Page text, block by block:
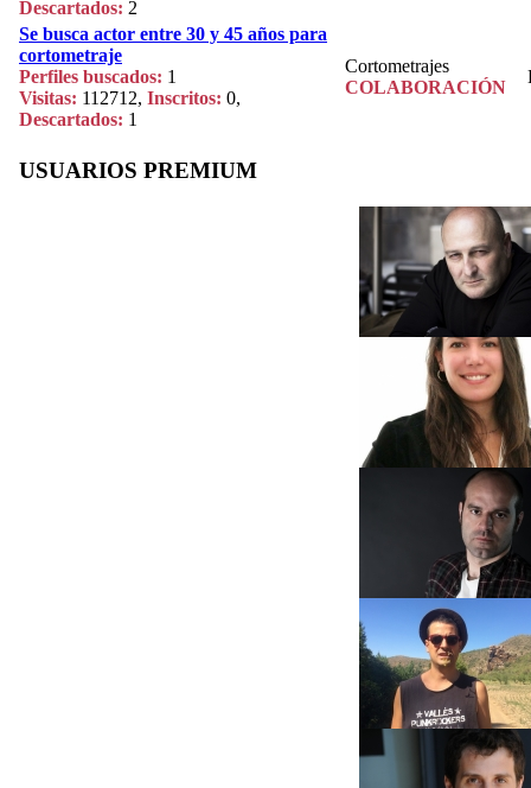
Descartados: 2
Se busca actor entre 30 y 45 años para
cortometraje
Perfiles buscados: 1
Visitas: 112712, Inscritos: 0,
Descartados: 1
Cortometrajes
COLABORACIÓN
USUARIOS PREMIUM